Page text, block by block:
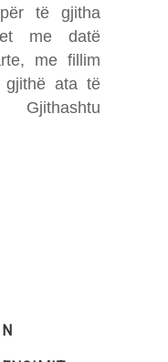
të gjitha
me datë
me fillim
ata të
Gjithashtu